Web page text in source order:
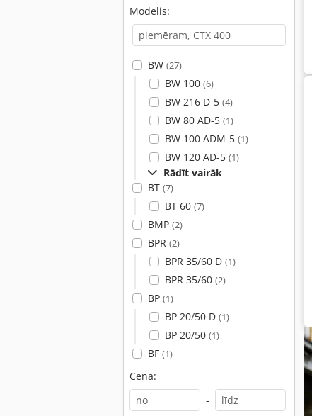
Modelis:
BW (27)
BW 100 (6)
BW 216 D-5 (4)
BW 80 AD-5 (1)
BW 100 ADM-5 (1)
BW 120 AD-5 (1)
Rādīt vairāk
BT (7)
BT 60 (7)
BMP (2)
BPR (2)
BPR 35/60 D (1)
BPR 35/60 (2)
BP (1)
BP 20/50 D (1)
BP 20/50 (1)
BF (1)
Cena:
-